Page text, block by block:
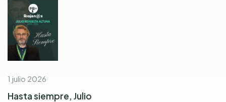
1 julio 2026
Hasta siempre, Julio